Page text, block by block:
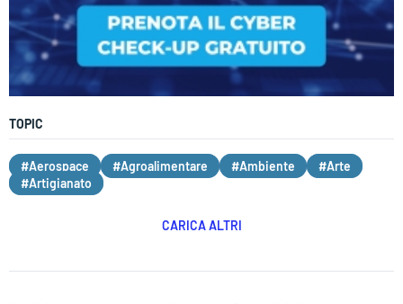
TOPIC
#Aerospace #Agroalimentare #Ambiente
#Arte
#Artigianato
CARICA ALTRI